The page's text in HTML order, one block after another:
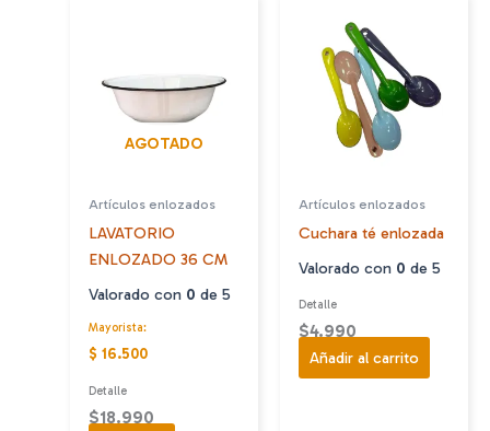
AGOTADO
Artículos enlozados
LAVATORIO
ENLOZADO 36 CM
Valorado con 0 de 5
Mayorista:
$ 16.500
Detalle
$18.990
Artículos enlozados
Cuchara té enlozada
Valorado con 0 de 5
Detalle
$4.990
Añadir al carrito